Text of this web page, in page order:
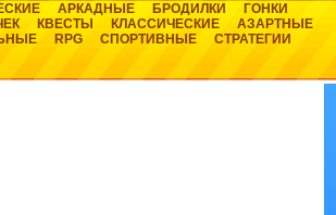
АРКАДНЫЕ БРОДИЛКИ
ГОНКИ
КВЕСТЫ КЛАССИЧЕСКИЕ
АЗАРТНЫЕ
RPG СПОРТИВНЫЕ
СТРАТЕГИИ